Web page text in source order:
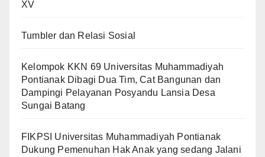
XV
Tumbler dan Relasi Sosial
Kelompok KKN 69 Universitas Muhammadiyah
Pontianak Dibagi Dua Tim, Cat Bangunan dan
Dampingi Pelayanan Posyandu Lansia Desa
Sungai Batang
FIKPSI Universitas Muhammadiyah Pontianak
Dukung Pemenuhan Hak Anak yang sedang Jalani